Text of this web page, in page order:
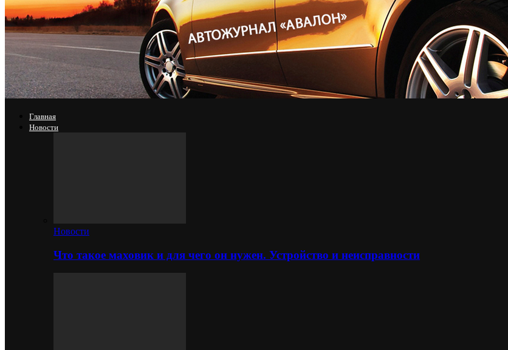
Главная
Новости
Новости
Что такое маховик и для чего он нужен. Устройство и неисправности